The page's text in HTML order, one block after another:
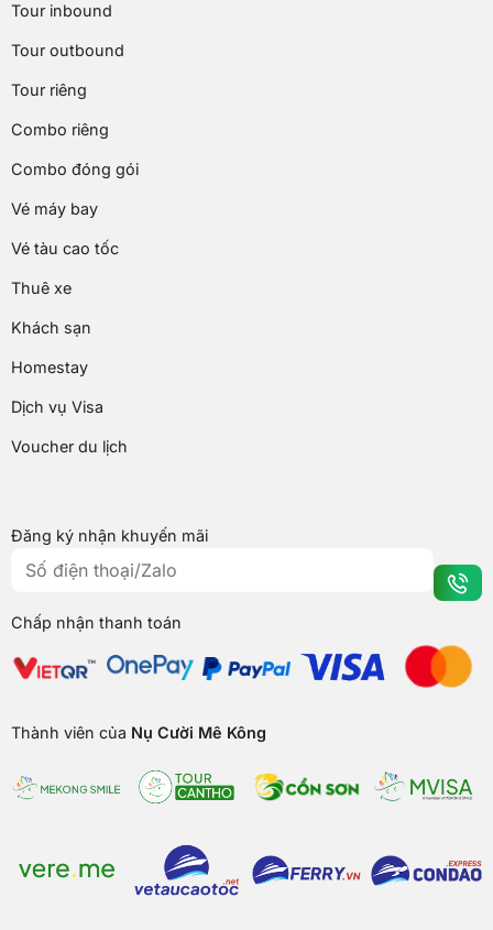
Tour inbound
Tour outbound
Tour riêng
Combo riêng
Combo đóng gói
Vé máy bay
Vé tàu cao tốc
Thuê xe
Khách sạn
Homestay
Dịch vụ Visa
Voucher du lịch
Đăng ký nhận khuyến mãi
Chấp nhận thanh toán
Thành viên của Nụ Cười Mê Kông